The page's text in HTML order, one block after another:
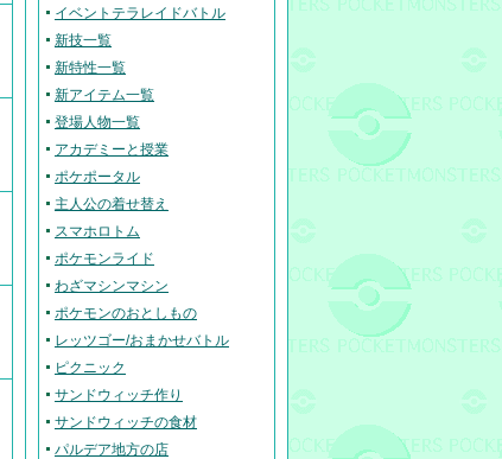
イベントテラレイドバトル
新技一覧
新特性一覧
新アイテム一覧
登場人物一覧
アカデミーと授業
ポケポータル
主人公の着せ替え
スマホロトム
ポケモンライド
わざマシンマシン
ポケモンのおとしもの
レッツゴー/おまかせバトル
ピクニック
サンドウィッチ作り
サンドウィッチの食材
パルデア地方の店